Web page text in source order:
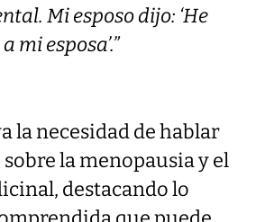
Mi esposo dijo: ‘He
mi esposa’.”
la necesidad de hablar
la menopausia y el
destacando lo